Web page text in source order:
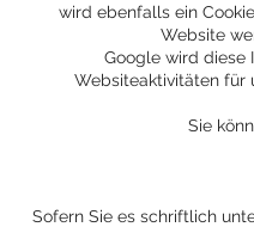
wird ebenfalls ein
Website
Google wird diese
Websiteaktivitäten für
Sie
Sofern Sie es schriftlich